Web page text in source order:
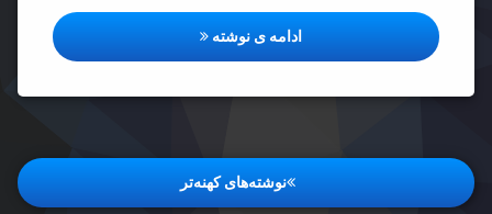
ادامه ی نوشتهشب های لیلة القدر
راهبری
نوشته‌ها
نوشته‌های کهنه‌تر